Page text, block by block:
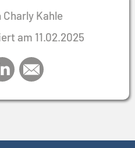
beider Parteien
Kahle
am 11.02.2025